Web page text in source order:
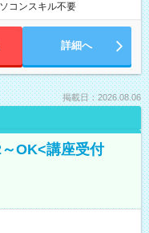
コンスキル不要
詳細へ
掲載日：2026.08.06
OK<講座受付